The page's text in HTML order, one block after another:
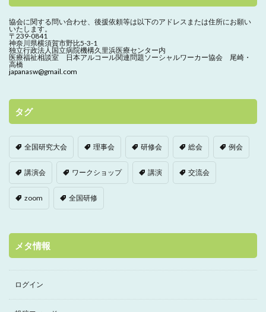
協会に関する問い合わせ、 後援依頼等は以下のアドレスまたは住所にお願い
いたします。
〒239-0841
神奈川県横須賀市野比5-3-1
独立行政法人国立病院機構久里浜医療センター内
医療福祉相談室 日本アルコール関連問題ソーシャルワーカー協会 尾崎・
高橋
japanasw@gmail.com
タグ
全国研究大会 理事会 研修会 総会 例会
講演会 ワークショップ 講演 交流会
zoom 全国研修
メタ情報
ログイン